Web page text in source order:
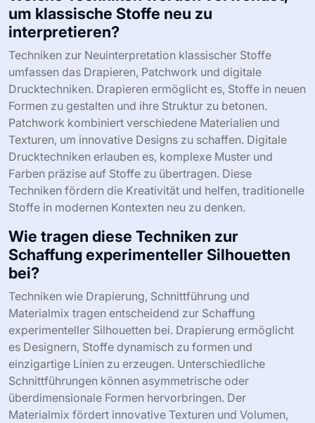
um klassische Stoffe neu zu
interpretieren?
Techniken zur Neuinterpretation klassischer Stoffe
umfassen das Drapieren, Patchwork und digitale
Drucktechniken. Drapieren ermöglicht es, Stoffe in neuen
Formen zu gestalten und ihre Struktur zu betonen.
Patchwork kombiniert verschiedene Materialien und
Texturen, um innovative Designs zu schaffen. Digitale
Drucktechniken erlauben es, komplexe Muster und
Farben präzise auf Stoffe zu übertragen. Diese
Techniken fördern die Kreativität und helfen, traditionelle
Stoffe in modernen Kontexten neu zu denken.
Wie tragen diese Techniken zur
Schaffung experimenteller Silhouetten
bei?
Techniken wie Drapierung, Schnittführung und
Materialmix tragen entscheidend zur Schaffung
experimenteller Silhouetten bei. Drapierung ermöglicht
es Designern, Stoffe dynamisch zu formen und
einzigartige Linien zu erzeugen. Unterschiedliche
Schnittführungen können asymmetrische oder
überdimensionale Formen hervorbringen. Der
Materialmix fördert innovative Texturen und Volumen,